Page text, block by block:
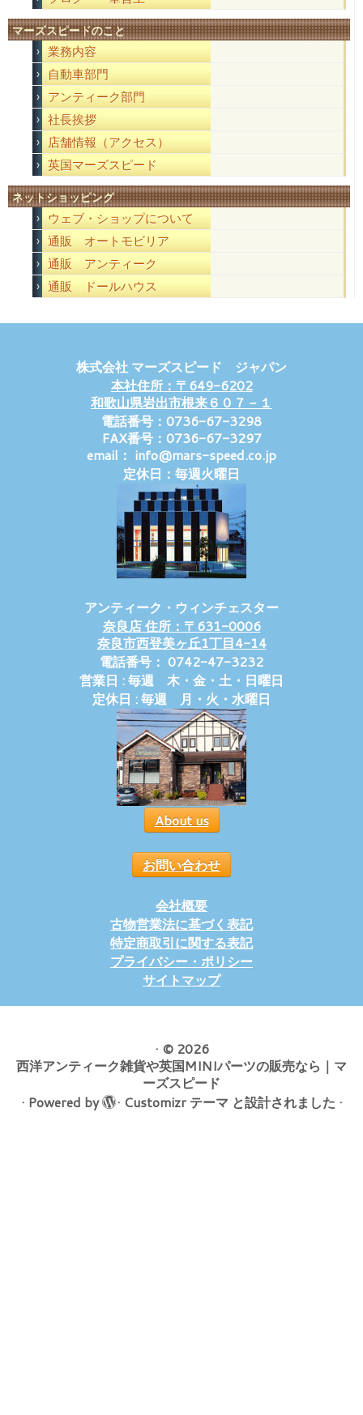
マーズスピードのこと
業務内容
自動車部門
アンティーク部門
社長挨拶
店舗情報（アクセス）
英国マーズスピード
ネットショッピング
ウェブ・ショップについて
通販 オートモビリア
通販 アンティーク
通販 ドールハウス
株式会社 マーズスピード ジャパン
本社住所：〒649-6202
和歌山県岩出市根来６０７－１
電話番号：0736-67-3298
FAX番号：0736-67-3297
email： info@mars-speed.co.jp
定休日：毎週火曜日
アンティーク・ウィンチェスター
奈良店 住所：〒631-0006
奈良市西登美ヶ丘1丁目4-14
電話番号： 0742-47-3232
営業日 : 毎週 木・金・土・日曜日
定休日 : 毎週 月・火・水曜日
About us
お問い合わせ
会社概要
古物営業法に基づく表記
特定商取引に関する表記
プライバシー・ポリシー
サイトマップ
· © 2026
西洋アンティーク雑貨や英国MINIパーツの販売なら｜マ
ーズスピード
· Powered by · Customizr テーマ と設計されました ·